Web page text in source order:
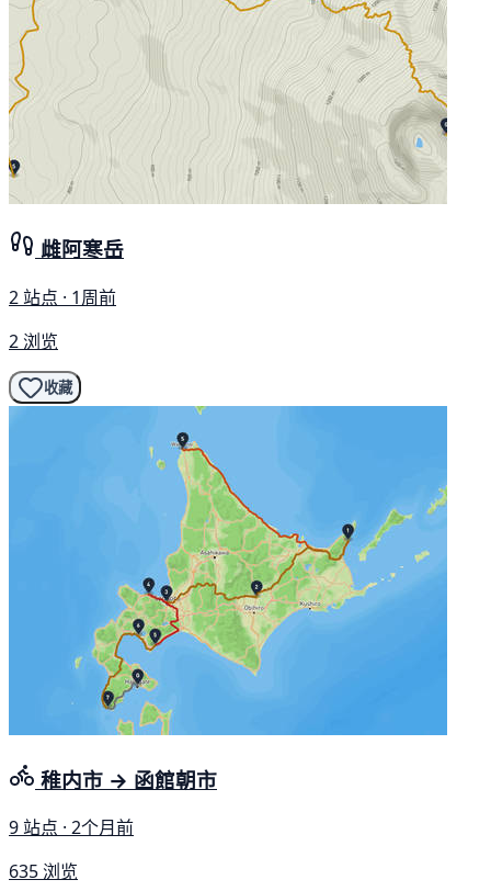
雌阿寒岳
2 站点 · 1周前
2 浏览
收藏
稚内市 → 函館朝市
9 站点 · 2个月前
635 浏览